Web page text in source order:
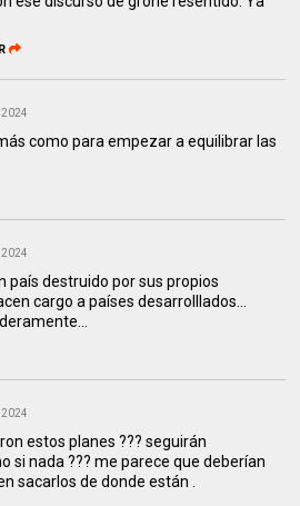
2024
como para empezar a equilibrar las
2024
país destruido por sus propios
cargo a países desarrolllados...
2024
estos planes ??? seguirán
si nada ??? me parece que deberían
sacarlos de donde están .